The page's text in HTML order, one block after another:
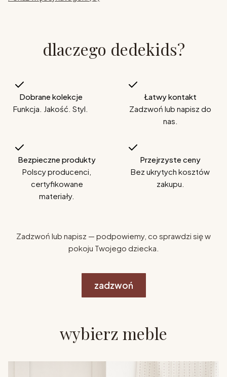
dlaczego dedekids?
Dobrane kolekcje
Funkcja. Jakość. Styl.
Łatwy kontakt
Zadzwoń lub napisz do
nas.
Bezpieczne produkty
Polscy producenci,
certyfikowane
materiały.
Przejrzyste ceny
Bez ukrytych kosztów
zakupu.
Zadzwoń lub napisz — podpowiemy, co sprawdzi się w
pokoju Twojego dziecka.
zadzwoń
wybierz meble